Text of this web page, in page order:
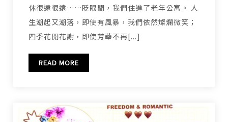
休很遠很遠……眨眼間，我們住進了老年公寓。 人
生潮起又潮落，即使有風暴，我們依然燦爛微笑；
四季花開花謝，即使芳華不再[...]
READ MORE